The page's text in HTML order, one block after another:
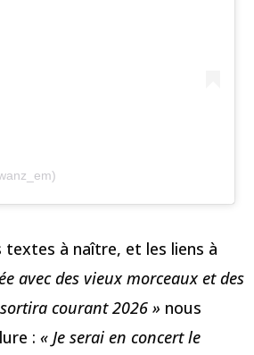
textes à naître, et les liens à
avec des vieux morceaux et des
courant 2026 » nous
: « Je serai en concert le